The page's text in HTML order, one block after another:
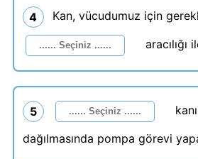
4
Kan, vücudumuz için
aracılığı
5
dağılmasında pompa görevi